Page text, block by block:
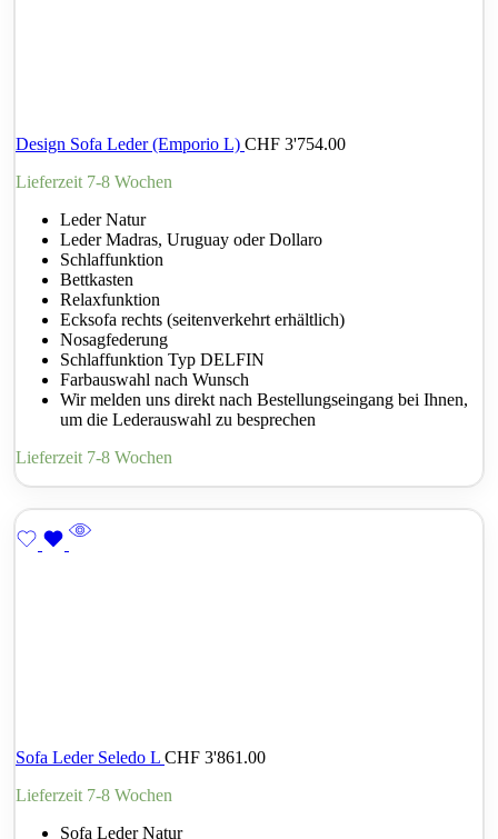
Design Sofa Leder (Emporio L) CHF 3'754.00
Lieferzeit 7-8 Wochen
Leder Natur
Leder Madras, Uruguay oder Dollaro
Schlaffunktion
Bettkasten
Relaxfunktion
Ecksofa rechts (seitenverkehrt erhältlich)
Nosagfederung
Schlaffunktion Typ DELFIN
Farbauswahl nach Wunsch
Wir melden uns direkt nach Bestellungseingang bei Ihnen,
um die Lederauswahl zu besprechen
Lieferzeit 7-8 Wochen
Sofa Leder Seledo L CHF 3'861.00
Lieferzeit 7-8 Wochen
Sofa Leder Natur